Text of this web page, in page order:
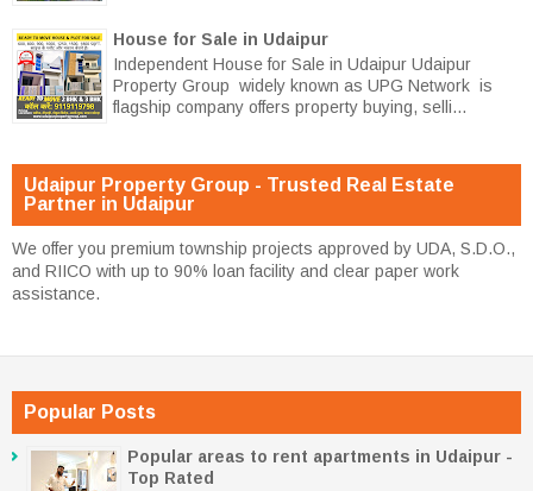
House for Sale in Udaipur
Independent House for Sale in Udaipur Udaipur
Property Group widely known as UPG Network is
flagship company offers property buying, selli...
Udaipur Property Group - Trusted Real Estate
Partner in Udaipur
We offer you premium township projects approved by UDA, S.D.O.,
and RIICO with up to 90% loan facility and clear paper work
assistance.
Popular Posts
Popular areas to rent apartments in Udaipur -
Top Rated